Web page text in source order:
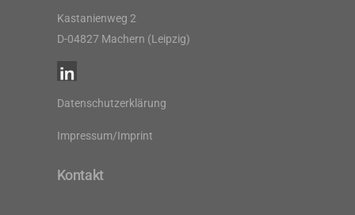
Kastanienweg 2
D-04827 Machern (Leipzig)
Datenschutzerklärung
Impressum/Imprint
Kontakt